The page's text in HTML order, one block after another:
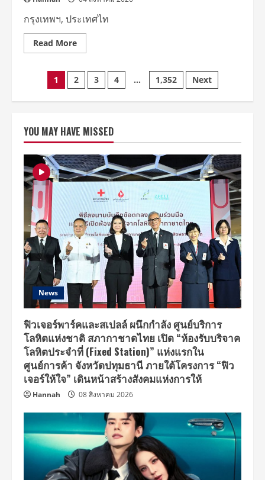
2
เปิด
บัตร
แล้ว
วัน
กรุงเทพฯ, ประเทศไท
Read MoreRead
more
Goon
คว้า
ตำแหน่ง
ผู้
Mastercard
Artist
Accelerator
ใน
ประเทศไทย
ปลุก
พลัง
ศิลปิน
รุ่น
ใหม่
สู่
วงการ
เพลง
Posts
pagination
1 2 3 4 … 1,352 Next
YOU MAY HAVE MISSED
News
ฟิวเจอร์พาร์คและสเปลล์ ผนึกกำลัง ศูนย์บริการ
โลหิตแห่งชาติ สภากาชาดไทย เปิด “ห้องรับบริจาค
โลหิตประจำที่ (Fixed Station)” แห่งแรกใน
ศูนย์การค้า จังหวัดปทุมธานี ภายใต้โครงการ “ฟิว
เจอร์ให้ใจ” เดินหน้าสร้างสังคมแห่งการให้
Hannah 08 สิงหาคม 2026